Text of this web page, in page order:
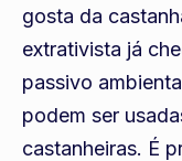
gosta da
extrativista já
passivo
podem ser
castanheiras. É